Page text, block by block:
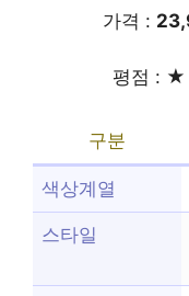
가격 :
평점 : ★
구분
색상계열
스타일